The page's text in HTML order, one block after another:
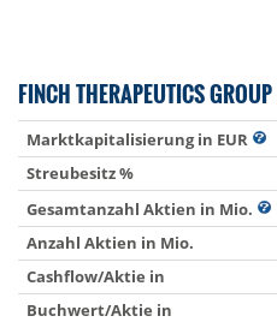
FINCH THERAPEUTICS
Marktkapitalisierung in EUR
Streubesitz %
Gesamtanzahl Aktien in Mio.
Anzahl Aktien in Mio.
Cashflow/Aktie in
Buchwert/Aktie in